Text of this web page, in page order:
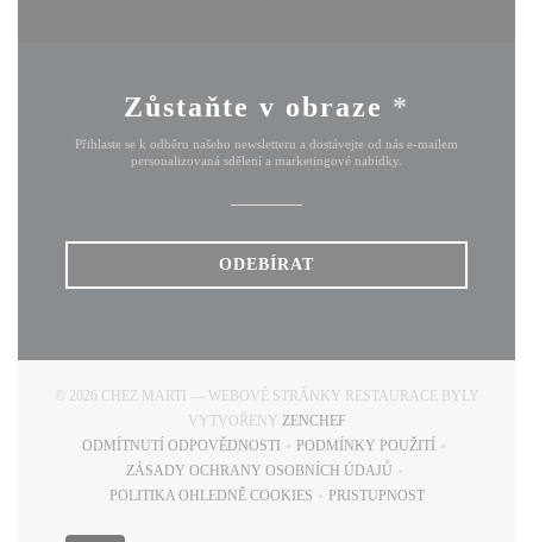
Zůstaňte v obraze *
Přihlaste se k odběru našeho newsletteru a dostávejte od nás e-mailem
personalizovaná sdělení a marketingové nabídky.
ODEBÍRAT
© 2026 CHEZ MARTI — WEBOVÉ STRÁNKY RESTAURACE BYLY
VYTVOŘENY ZENCHEF((OTEVŘE SE V NOVÉM
ODMÍTNUTÍ ODPOVĚDNOSTI
((OTEVŘE SE V NOVÉM OKNĚ))
PODMÍNKY POUŽITÍ
((OTEVŘE SE V
ZÁSADY OCHRANY OSOBNÍCH ÚDAJŮ
POLITIKA OHLEDNĚ COOKIES
PRISTUPNOST